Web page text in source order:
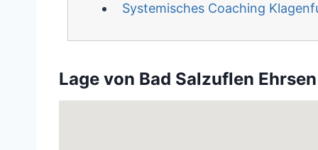
Systemisches Coaching
Lage von Bad Salzuflen Ehrsen